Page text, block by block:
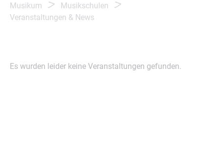
Musikum
Musikschulen
Veranstaltungen & News
Es wurden leider keine Veranstaltungen gefunden.